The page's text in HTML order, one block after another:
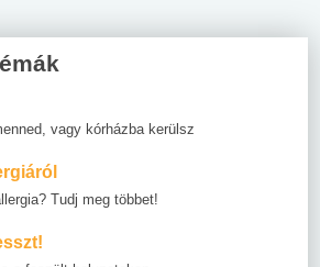
vagy kórházba kerülsz
Tudj meg többet!